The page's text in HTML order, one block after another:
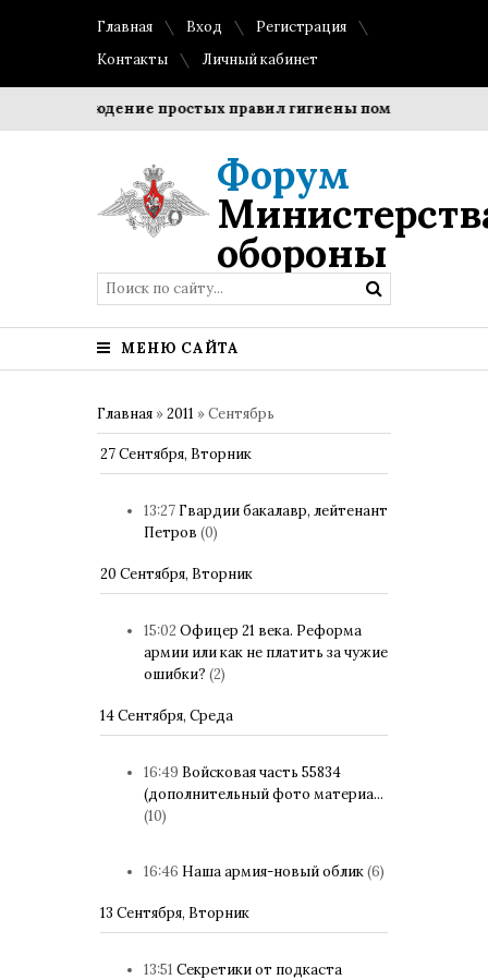
Главная Вход
Регистрация
Контакты
Личный кабинет
Соблюдение простых правил гигиены помогает
Форум
обороны
МЕНЮ САЙТА
Главная »2011 »Сентябрь
27 Сентября, Вторник
13:27 Гвардии бакалавр, лейтенант
Петров (0)
20 Сентября, Вторник
15:02 Офицер 21 века. Реформа
армии или как не платить за чужие
ошибки? (2)
14 Сентября, Среда
16:49 Войсковая часть 55834
(дополнительный фото материа...
(10)
16:46 Наша армия-новый облик(6)
13 Сентября, Вторник
13:51 Секретики от подкаста